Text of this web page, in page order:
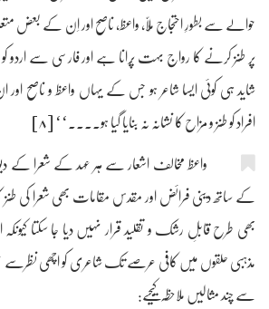
حوالے سے بطورِ احتجاج مُلّا، واعظ، ناصح اور اِن کے بعض
پر طنز کرنے کا رواج بہت پُرانا ہے اور فارسی سے اردو کو
شاید ہی کوئی ایسا شاعر ہو جس کے یہاں واعظ و
افراد کو طنز و مزاح کا نشانہ نہ بنایا گیا ہو۔۔۔۔‘‘ [۸]
واعظ مخالف اشعار سے ہر عہد کے شعرا کے
کے ساتھ دینی فرائض اور مقدس مقامات بھی شعرا کی
بھی طرح قابلِ رشک و تقلید قرار نہیں دیا جا سکتا
مذہبی حلقوں میں کافی عرصے تک شاعری کو اچھی نظرسے
سے چند مثالیں ملاحظہ کیجیے: